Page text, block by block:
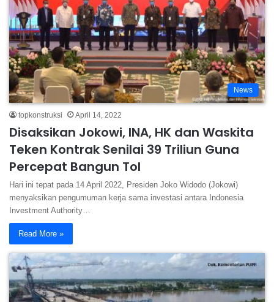
News
topkonstruksi April 14, 2022
Disaksikan Jokowi, INA, HK dan Waskita
Teken Kontrak Senilai 39 Triliun Guna
Percepat Bangun Tol
Hari ini tepat pada 14 April 2022, Presiden Joko Widodo (Jokowi)
menyaksikan pengumuman kerja sama investasi antara Indonesia
Investment Authority…
Read More »